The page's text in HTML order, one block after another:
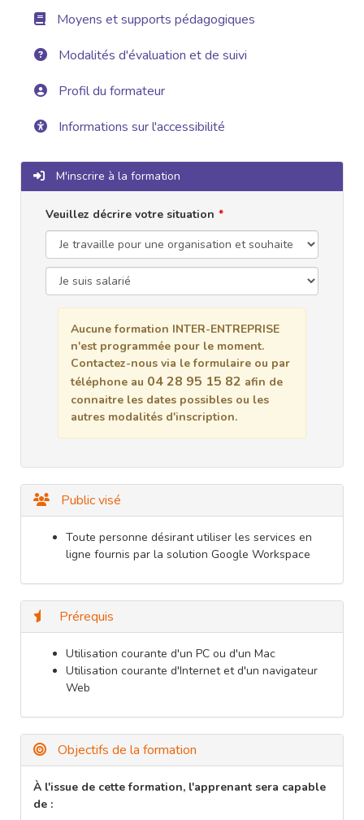
Moyens et supports pédagogiques
Modalités d'évaluation et de suivi
Profil du formateur
Informations sur l'accessibilité
M'inscrire à la formation
Veuillez décrire votre situation
Aucune formation INTER-ENTREPRISE
n'est programmée pour le moment.
Contactez-nous via le formulaire ou par
téléphone au 04 28 95 15 82 afin de
connaitre les dates possibles ou les
autres modalités d'inscription.
Public visé
Toute personne désirant utiliser les services en
ligne fournis par la solution Google Workspace
Prérequis
Utilisation courante d'un PC ou d'un Mac
Utilisation courante d'Internet et d'un navigateur
Web
Objectifs de la formation
À l'issue de cette formation, l'apprenant sera capable
de :